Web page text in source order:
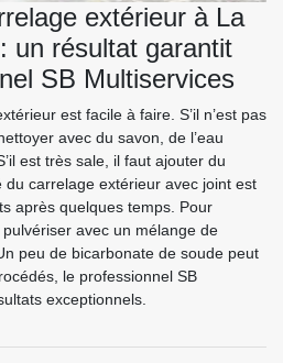
extérieur à La
un résultat garantit
SB Multiservices
est facile à faire. S’il n’est pas
avec du savon, de l’eau
est très sale, il faut ajouter du
carrelage extérieur avec joint est
après quelques temps. Pour
avec un mélange de
peu de bicarbonate de soude peut
le professionnel SB
exceptionnels.